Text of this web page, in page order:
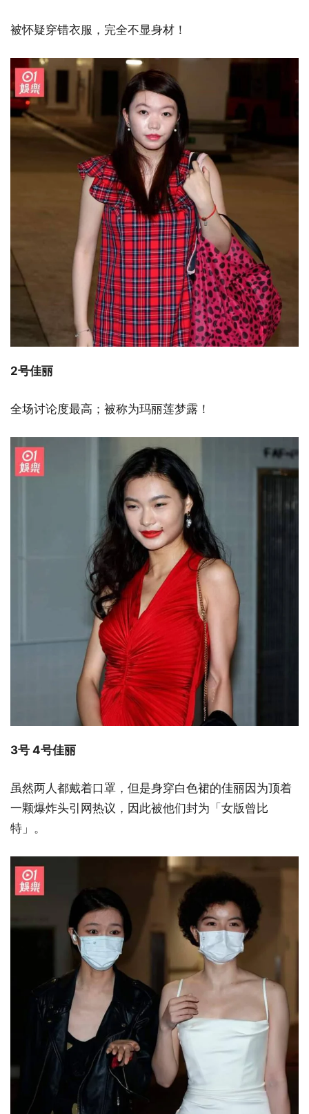
被怀疑穿错衣服，完全不显身材！
2号佳丽
全场讨论度最高；被称为玛丽莲梦露！
3号 4号佳丽
虽然两人都戴着口罩，但是身穿白色裙的佳丽因为顶着
一颗爆炸头引网热议，因此被他们封为「女版曾比
特」。